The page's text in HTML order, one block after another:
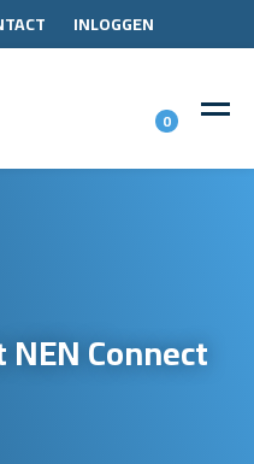
INLOGGEN
0
Connect